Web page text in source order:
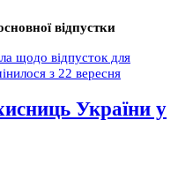
відпустки
щодо відпусток для
з 22 вересня
України у